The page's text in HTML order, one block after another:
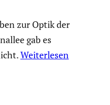
zur Optik der
gab es
Weiterlesen